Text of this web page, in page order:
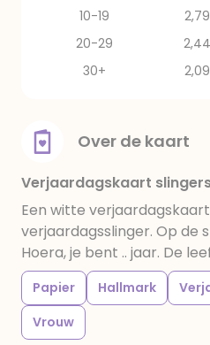
10-19
2,79
20-29
2,44
30+
2,09
Over de kaart
Verjaardagskaart
Een witte
verjaardagsslinger. Op de
Hoera, je bent .. jaar. De
Papier Hallmark
Vrouw